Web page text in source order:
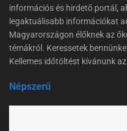
információs és hirdető portál,
legaktuálisabb információkat
Magyarországon élőknek az
témákról. Keressetek
Kellemes időtöltést kívánunk
Népszerű